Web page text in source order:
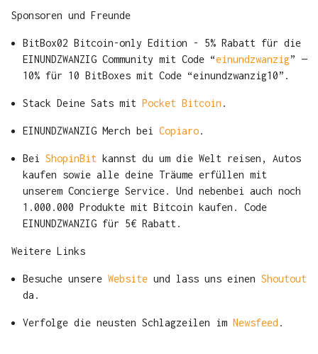
Sponsoren und Freunde
BitBox02 Bitcoin-only Edition - 5% Rabatt für die
EINUNDZWANZIG Community mit Code “einundzwanzig” —
10% für 10 BitBoxes mit Code “einundzwanzig10”.
Stack Deine Sats mit Pocket Bitcoin .
EINUNDZWANZIG Merch bei Copiaro.
Bei ShopinBit kannst du um die Welt reisen, Autos
kaufen sowie alle deine Träume erfüllen mit
unserem Concierge Service. Und nebenbei auch noch
1.000.000 Produkte mit Bitcoin kaufen. Code
EINUNDZWANZIG für 5€ Rabatt.
Weitere Links
Besuche unsere Website und lass uns einen Shoutout
da.
Verfolge die neusten Schlagzeilen im Newsfeed .